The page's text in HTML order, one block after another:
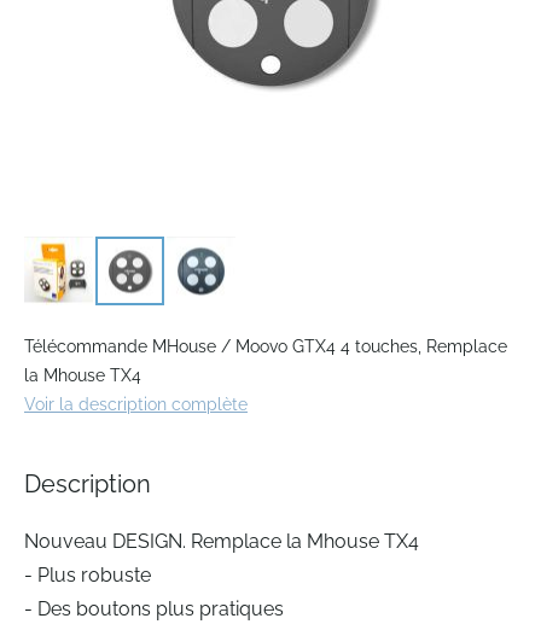
to
the
beginning
of
gallery
Télécommande MHouse / Moovo GTX4 4 touches, Remplace
la Mhouse TX4
Voir la description complète
Description
Nouveau DESIGN. Remplace la Mhouse TX4
- Plus robuste
- Des boutons plus pratiques